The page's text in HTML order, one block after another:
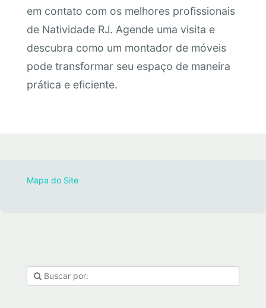
em contato com os melhores profissionais
de Natividade RJ. Agende uma visita e
descubra como um montador de móveis
pode transformar seu espaço de maneira
prática e eficiente.
Mapa do Site